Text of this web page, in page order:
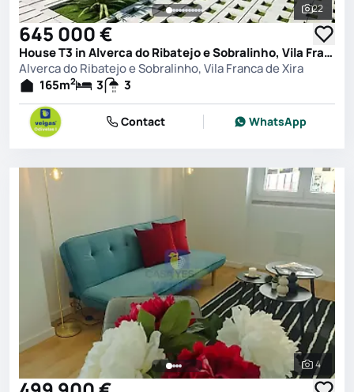
See all
22
645 000 €
House T3 in Alverca do Ribatejo e Sobralinho, Vila Franca de Xira
Alverca do Ribatejo e Sobralinho, Vila Franca de Xira
165m2 3 3
Contact WhatsApp
See all
4